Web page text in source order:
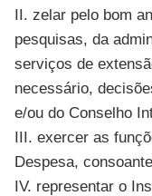
II. zelar pelo bom
pesquisas, da
serviços de
necessário,
e/ou do Conselho
III. exercer as
Despesa,
IV. representar o